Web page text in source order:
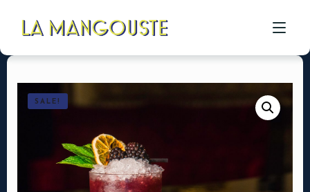
ACCUEIL
CÔTÉ RESTAU
CÔTÉ PIZZA
SALE!